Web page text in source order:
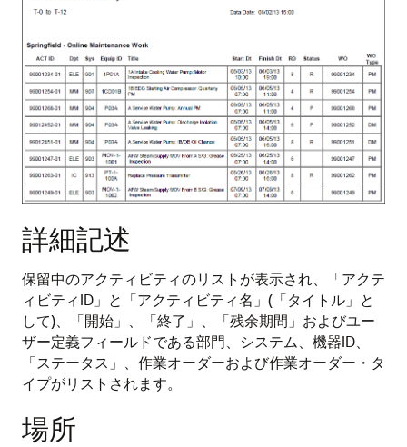
詳細記述
保留中のアクティビティのリストが表示され、「アクテ
ィビティID」と「アクティビティ名」(「タイトル」と
して)、「開始」、「終了」、「残余期間」およびユー
ザー定義フィールドである部門、システム、機器ID、
「ステータス」、作業オーダーおよび作業オーダー・タ
イプがリストされます。
場所